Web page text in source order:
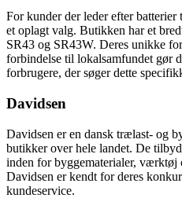
For kunder der leder efter
et oplagt valg. Butikken har et
SR43 og SR43W. Deres unikke
forbindelse til lokalsamfundet gør
forbrugere, der søger dette
Davidsen
Davidsen er en dansk trælast- og
butikker over hele landet. De
inden for byggematerialer, værktøj
Davidsen er kendt for deres
kundeservice.